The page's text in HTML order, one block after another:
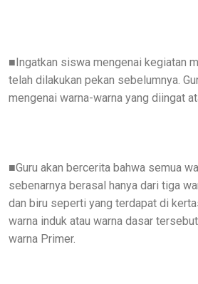
■Ingatkan siswa mengenai kegiatan
telah dilakukan pekan sebelumnya.
mengenai warna-warna yang diingat
■Guru akan bercerita bahwa semua
sebenarnya berasal hanya dari tiga
dan biru seperti yang terdapat di
warna induk atau warna dasar
warna Primer.